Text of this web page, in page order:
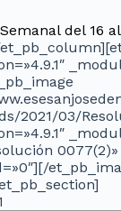
del 16
2021/03/
0077(2)»